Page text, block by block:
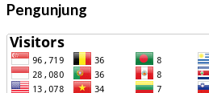
Pengunjung